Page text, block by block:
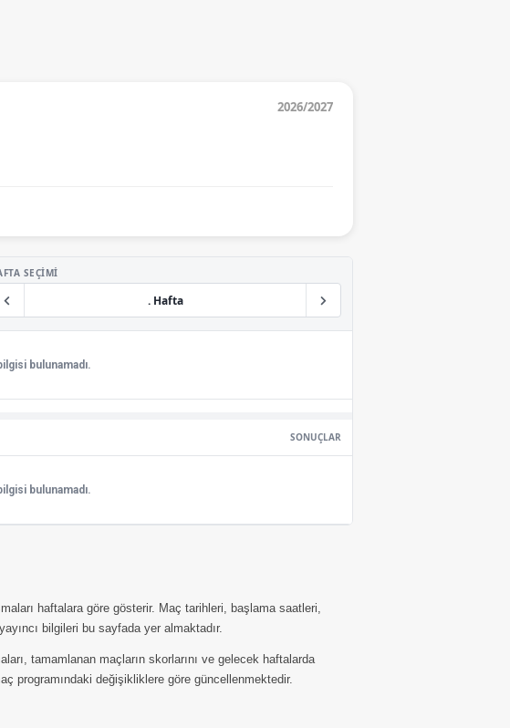
2026/2027
SEÇIMI
. Hafta
bulunamadı.
SONUÇLAR
bulunamadı.
haftalara göre gösterir. Maç tarihleri, başlama saatleri,
bilgileri bu sayfada yer almaktadır.
tamamlanan maçların skorlarını ve gelecek haftalarda
programındaki değişikliklere göre güncellenmektedir.